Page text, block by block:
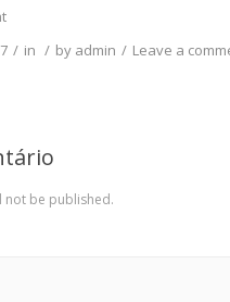
in by admin Leave a
not be published.